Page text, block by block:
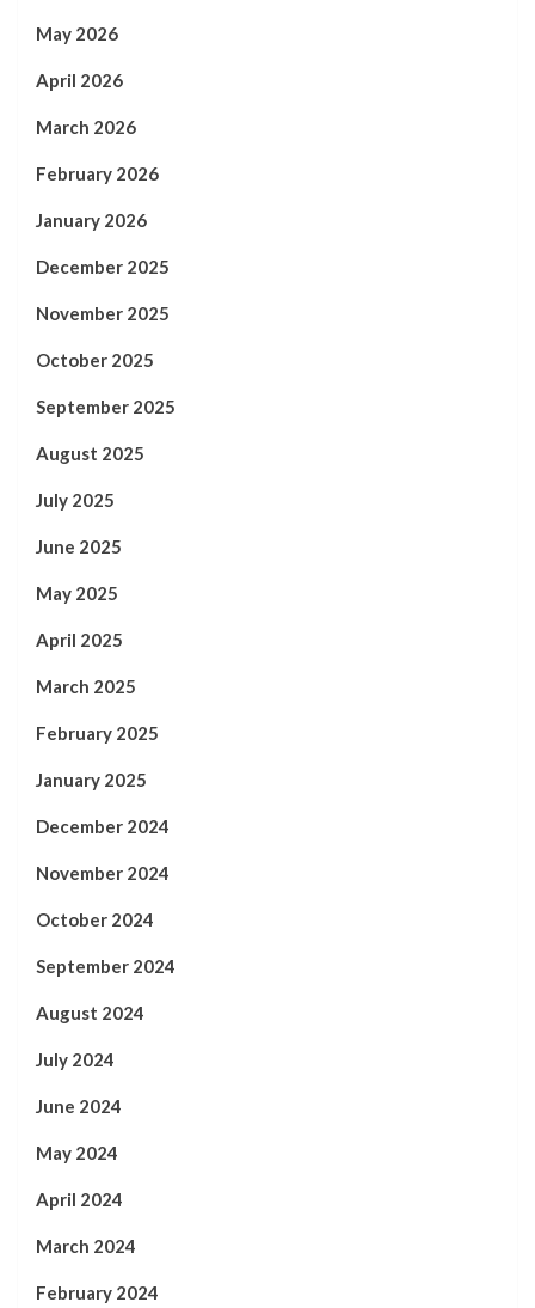
May 2026
April 2026
March 2026
February 2026
January 2026
December 2025
November 2025
October 2025
September 2025
August 2025
July 2025
June 2025
May 2025
April 2025
March 2025
February 2025
January 2025
December 2024
November 2024
October 2024
September 2024
August 2024
July 2024
June 2024
May 2024
April 2024
March 2024
February 2024